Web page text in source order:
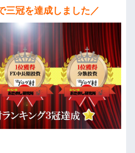
三冠を達成しました／